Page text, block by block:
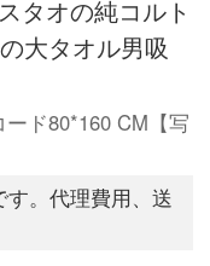
タオの純コルト
大タオル男吸
ド80*160 CM【写
。代理費用、送